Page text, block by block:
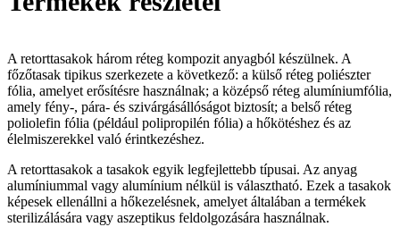
A retorttasakok három réteg kompozit anyagból készülnek. A
főzőtasak tipikus szerkezete a következő: a külső réteg poliészter
fólia, amelyet erősítésre használnak; a középső réteg alumíniumfólia,
amely fény-, pára- és szivárgásállóságot biztosít; a belső réteg
poliolefin fólia (például polipropilén fólia) a hőkötéshez és az
élelmiszerekkel való érintkezéshez.
A retorttasakok a tasakok egyik legfejlettebb típusai. Az anyag
alumíniummal vagy alumínium nélkül is választható. Ezek a tasakok
képesek ellenállni a hőkezelésnek, amelyet általában a termékek
sterilizálására vagy aszeptikus feldolgozására használnak.